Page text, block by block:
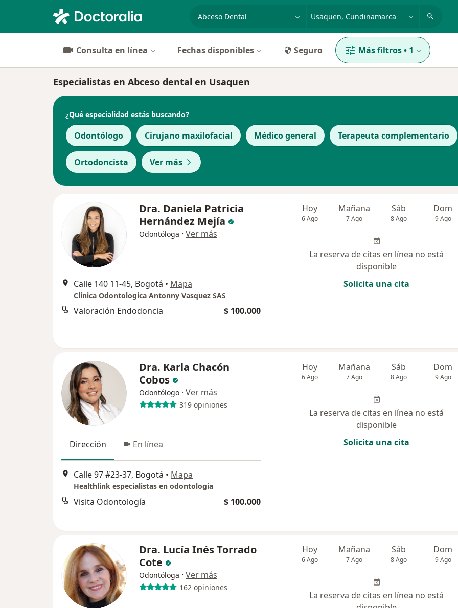
Consulta en línea Fechas disponibles Seguro Más filtros• 1
Especialistas en Abceso dental en Usaquen
¿Qué especialidad estás buscando?
Odontólogo Cirujano maxilofacial Médico general Terapeuta complementario
Ortodoncista Ver más
Dra. Daniela Patricia
Hernández Mejía
Odontóloga · Ver más
Calle 140 11-45, Bogotá • Mapa
Clinica Odontologica Antonny Vasquez SAS
Valoración Endodoncia $ 100.000
Hoy
6 Ago
Mañana
7 Ago
Sáb
8 Ago
Dom
9 Ago
La reserva de citas en línea no está
disponible
Solicita una cita
Dra. Karla Chacón
Cobos
Odontólogo · Ver más
319 opiniones
Dirección En línea
Calle 97 #23-37, Bogotá • Mapa
Healthlink especialistas en odontologia
Visita Odontología $ 100.000
Hoy
6 Ago
Mañana
7 Ago
Sáb
8 Ago
Dom
9 Ago
La reserva de citas en línea no está
disponible
Solicita una cita
Dra. Lucía Inés Torrado
Cote
Odontóloga · Ver más
162 opiniones
Hoy
6 Ago
Mañana
7 Ago
Sáb
8 Ago
Dom
9 Ago
La reserva de citas en línea no está